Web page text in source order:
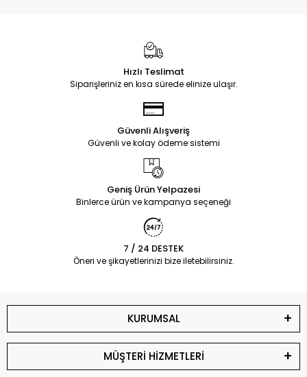
Hızlı Teslimat
Siparişleriniz en kısa sürede elinize ulaşır.
Güvenli Alışveriş
Güvenli ve kolay ödeme sistemi
Geniş Ürün Yelpazesi
Binlerce ürün ve kampanya seçeneği
7 / 24 DESTEK
Öneri ve şikayetlerinizi bize iletebilirsiniz.
KURUMSAL
MÜŞTERİ HİZMETLERİ